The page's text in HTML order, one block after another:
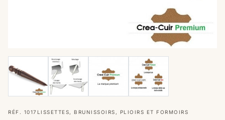
RÉF. 1017 LISSETTES, BRUNISSOIRS, PLIOIRS ET FORMOIRS